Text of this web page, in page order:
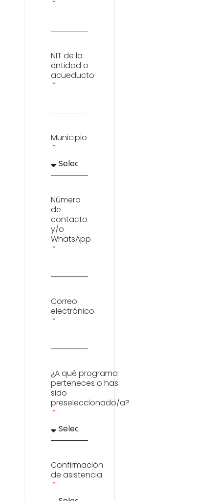
NIT de la
entidad o
acueducto
Municipio
Número
de
contacto
y/o
WhatsApp
Correo
electrónico
¿A qué programa
perteneces o has
sido
preseleccionado/a?
Confirmación
de asistencia